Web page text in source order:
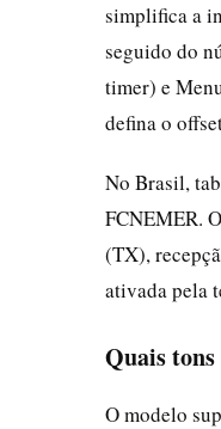
simplifica a
seguido do
timer) e
defina o
No Brasil,
FCNEMER.
(TX),
ativada pela
Quais tons
O modelo